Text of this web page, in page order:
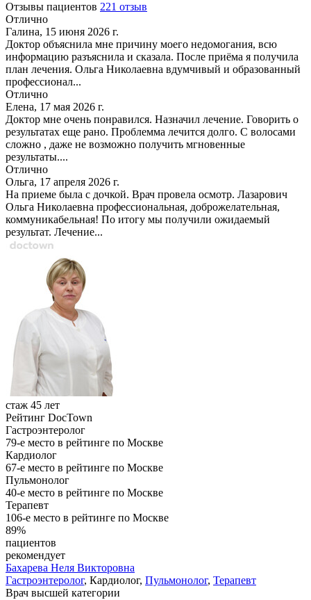
Отзывы пациентов 221 отзыв
Отлично
Галина, 15 июня 2026 г.
Доктор объяснила мне причину моего недомогания, всю
информацию разъяснила и сказала. После приёма я получила
план лечения. Ольга Николаевна вдумчивый и образованный
профессионал...
Отлично
Елена, 17 мая 2026 г.
Доктор мне очень понравился. Назначил лечение. Говорить о
результатах еще рано. Проблемма лечится долго. С волосами
сложно , даже не возможно получить мгновенные
результаты....
Отлично
Ольга, 17 апреля 2026 г.
На приеме была с дочкой. Врач провела осмотр. Лазарович
Ольга Николаевна профессиональная, доброжелательная,
коммуникабельная! По итогу мы получили ожидаемый
результат. Лечение...
стаж 45 лет
Рейтинг DocTown
Гастроэнтеролог
79-е место в рейтинге по Москве
Кардиолог
67-е место в рейтинге по Москве
Пульмонолог
40-е место в рейтинге по Москве
Терапевт
106-е место в рейтинге по Москве
89%
пациентов
рекомендует
Бахарева Неля Викторовна
Гастроэнтеролог, Кардиолог, Пульмонолог, Терапевт
Врач высшей категории